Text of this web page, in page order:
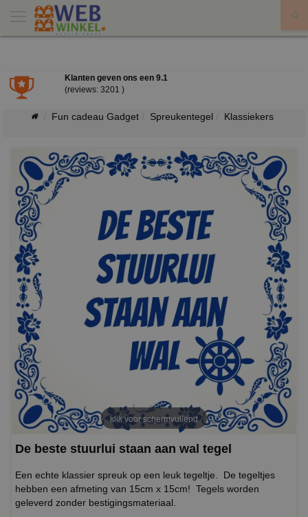
Klanten geven ons een 9.1
(reviews: 3201 )
Fun cadeau Gadget Spreukentegel Klassiekers
klik voor schermvullend
De beste stuurlui staan aan wal tegel
Een echte klassier spreuk op een leuk tegeltje. De tegeltjes
hebben een afmeting van 15cm x 15cm! Tegels worden
geleverd zonder bestigingsmateriaal.